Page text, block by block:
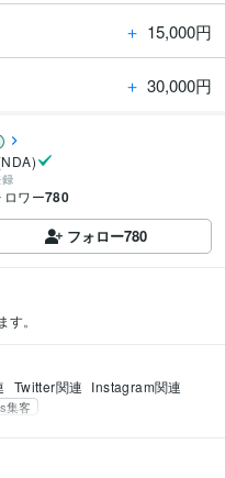
＋ 15,000円
＋ 30,000円
ロワー780
フォロー780
。
Twitter関連 Instagram関連
集客